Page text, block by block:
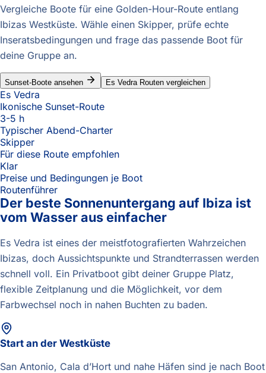
Vergleiche Boote für eine Golden-Hour-Route entlang
Ibizas Westküste. Wähle einen Skipper, prüfe echte
Inseratsbedingungen und frage das passende Boot für
deine Gruppe an.
Sunset-Boote ansehen Es Vedra Routen vergleichen
Es Vedra
Ikonische Sunset-Route
3-5 h
Typischer Abend-Charter
Skipper
Für diese Route empfohlen
Klar
Preise und Bedingungen je Boot
Routenführer
Der beste Sonnenuntergang auf Ibiza ist
vom Wasser aus einfacher
Es Vedra ist eines der meistfotografierten Wahrzeichen
Ibizas, doch Aussichtspunkte und Strandterrassen werden
schnell voll. Ein Privatboot gibt deiner Gruppe Platz,
flexible Zeitplanung und die Möglichkeit, vor dem
Farbwechsel noch in nahen Buchten zu baden.
Start an der Westküste
San Antonio, Cala d’Hort und nahe Häfen sind je nach Boot